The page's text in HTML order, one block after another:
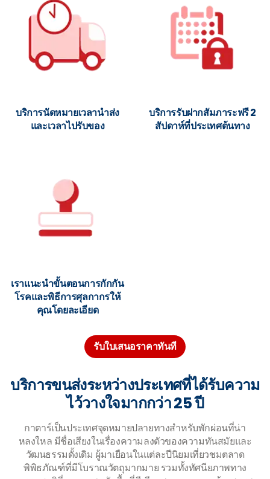
บริการนัดหมายเวลานำส่ง
และเวลาไปรับของ
บริการรับฝากสัมภาระฟรี 2
สัปดาห์ที่ประเทศต้นทาง
เราแนะนำขั้นตอนการกักกัน
โรคและพิธีการศุลกากรให้
คุณโดยละเอียด
รับใบเสนอราคาทันที
บริการขนส่งระหว่างประเทศที่ได้รับความ
ไว้วางใจมากกว่า 25 ปี
กาตาร์เป็นประเทศจุดหมายปลายทางสำหรับพักผ่อนที่น่า
หลงใหล มีชื่อเสียงในเรื่องความลงตัวของความทันสมัยและ
วัฒนธรรมดั้งเดิม ผู้มาเยือนในแต่ละปีนิยมเที่ยวชมตลาด
พิพิธภัณฑ์ที่มีโบราณวัตถุมากมาย รวมทั้งทัศนียภาพทาง